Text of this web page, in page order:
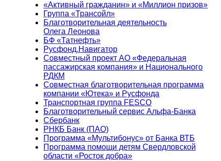
«Активный гражданин» и «Миллион призов»
Группа «Трансойл»
Благотворительная деятельность
Олега Леонова
БФ «Татнефть»
Русфонд.Навигатор
Совместный проект АО «Федеральная
пассажирская компания» и Национального
РДКМ
Совместная благотворительная программа
компании «Ютека» и Русфонда
Транспортная группа FESCO
Благотворительный сервис Альфа-Банка
Сбербанк
РНКБ Банк (ПАО)
Программа «Мультибонус» от Банка ВТБ
Программа помощи детям Свердловской
области «Росток добра»